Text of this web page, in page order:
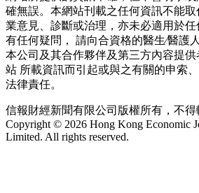
確無誤。本網站刊載之任何資訊不能取
業意見、診斷或治理，亦未必適用於
有任何疑問， 請向合資格的醫生∕醫護
本公司及其合作夥伴及第三方內容提
站 所載資訊而引起或與之有關的申索
法律責任。
信報財經新聞有限公司版權所有，不得
Copyright © 2026 Hong Kong Economic
Limited. All rights reserved.